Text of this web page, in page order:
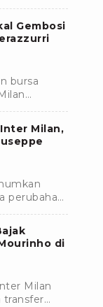
Gembosi
bursa
Milan,
perubahan
di
Milan
transfer